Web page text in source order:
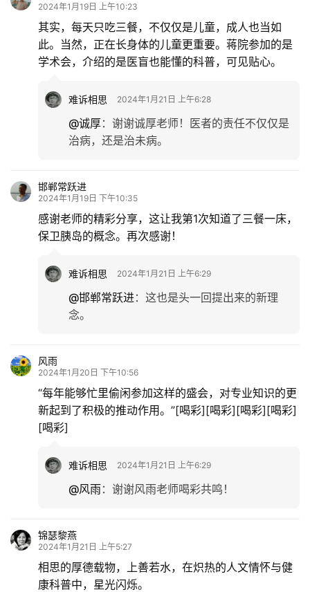
2024年1月19日 上午10:23
其实，每天只吃三餐，不仅仅是儿童，成人也当如
此。当然，正在长身体的儿童更重要。蒋院参加的是
学术会，介绍的是医盲也能懂的科普，可见贴心。
难诉相思 2024年1月21日 上午6:28
@诚厚： 谢谢诚厚老师！医者的责任不仅仅是
治病，还是治未病。
邯郸常跃进
2024年1月19日 下午10:35
感谢老师的精彩分享，这让我第1次知道了三餐一床，
保卫胰岛的概念。再次感谢！
难诉相思 2024年1月21日 上午6:29
@邯郸常跃进： 这也是头一回提出来的新理
念。
风雨
2024年1月20日 下午10:56
“每年能够忙里偷闲参加这样的盛会，对专业知识的更
新起到了积极的推动作用。”[喝彩][喝彩][喝彩][喝彩]
[喝彩]
难诉相思 2024年1月21日 上午6:29
@风雨： 谢谢风雨老师喝彩共鸣！
锦瑟黎燕
2024年1月21日 上午5:27
相思的厚德载物，上善若水，在炽热的人文情怀与健
康科普中，星光闪烁。